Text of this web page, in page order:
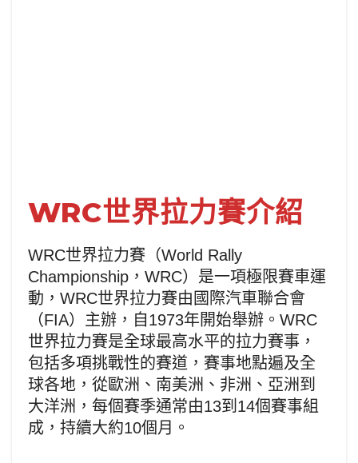
WRC世界拉力賽介紹
WRC世界拉力賽（World Rally
Championship，WRC）是一項極限賽車運
動，WRC世界拉力賽由國際汽車聯合會
（FIA）主辦，自1973年開始舉辦。WRC
世界拉力賽是全球最高水平的拉力賽事，
包括多項挑戰性的賽道，賽事地點遍及全
球各地，從歐洲、南美洲、非洲、亞洲到
大洋洲，每個賽季通常由13到14個賽事組
成，持續大約10個月。